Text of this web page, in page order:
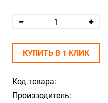
Код товара:
Производитель:
КУПИТЬ В 1 КЛИК